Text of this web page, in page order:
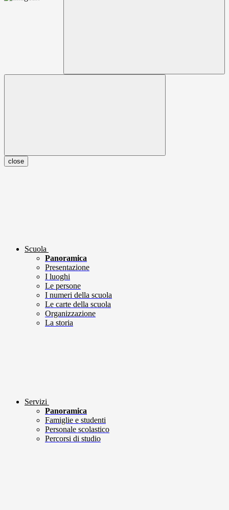
close
Scuola
Panoramica
Presentazione
I luoghi
Le persone
I numeri della scuola
Le carte della scuola
Organizzazione
La storia
Servizi
Panoramica
Famiglie e studenti
Personale scolastico
Percorsi di studio